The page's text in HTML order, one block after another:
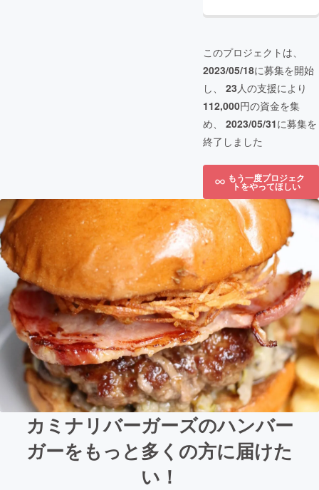
このプロジェクトは、
2023/05/18に募集を開始
し、 23人の支援により
112,000円の資金を集
め、 2023/05/31に募集を
終了しました
もう一度プロジェク
トをやってほしい
カミナリバーガーズのハンバー
ガーをもっと多くの方に届けた
い！